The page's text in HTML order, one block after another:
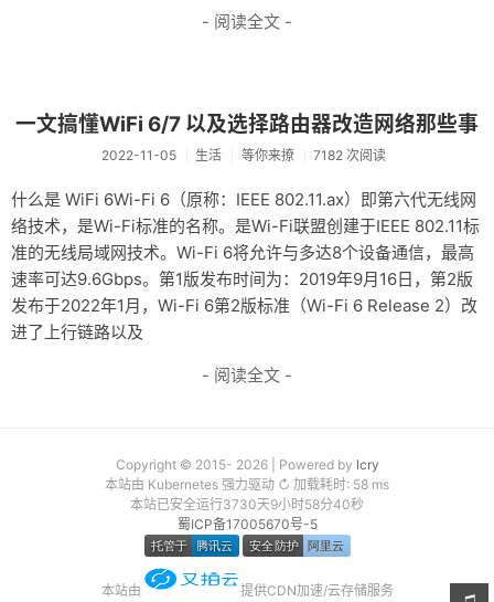
- 阅读全文 -
一文搞懂WiFi 6/7 以及选择路由器改造网络那些事
2022-11-05 生活 等你来撩 7182 次阅读
什么是 WiFi 6Wi-Fi 6（原称：IEEE 802.11.ax）即第六代无线网
络技术，是Wi-Fi标准的名称。是Wi-Fi联盟创建于IEEE 802.11标
准的无线局域网技术。Wi-Fi 6将允许与多达8个设备通信，最高
速率可达9.6Gbps。第1版发布时间为：2019年9月16日，第2版
发布于2022年1月，Wi-Fi 6第2版标准（Wi-Fi 6 Release 2）改
进了上行链路以及
- 阅读全文 -
Copyright © 2015- 2026 | Powered by lcry
本站由 Kubernetes 强力驱动 ↻ 加载耗时: 58 ms
本站已安全运行3730天9小时58分40秒
蜀ICP备17005670号-5
本站由 提供CDN加速/云存储服务